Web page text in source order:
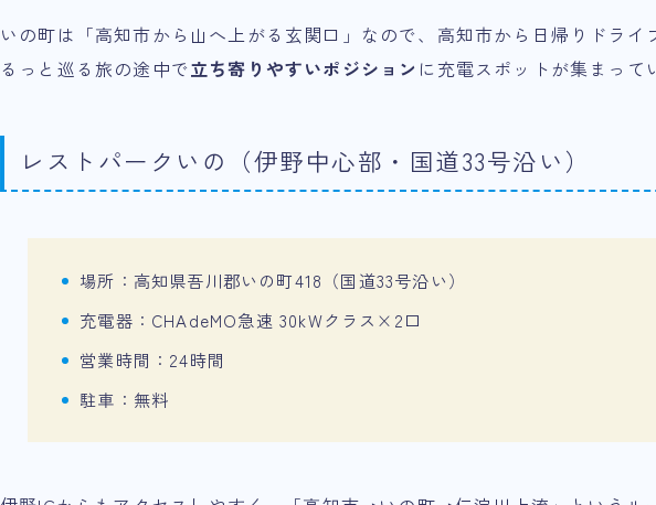
いの町は「高知市から山へ上がる玄関口」なので、高知市から日帰りドライ
るっと巡る旅の途中で立ち寄りやすいポジション に充電スポットが集まって
レストパークいの（伊野中心部・国道33号沿い）
場所：高知県吾川郡いの町418（国道33号沿い）
充電器：CHAdeMO急速 30kWクラス×2口
営業時間：24時間
駐車：無料